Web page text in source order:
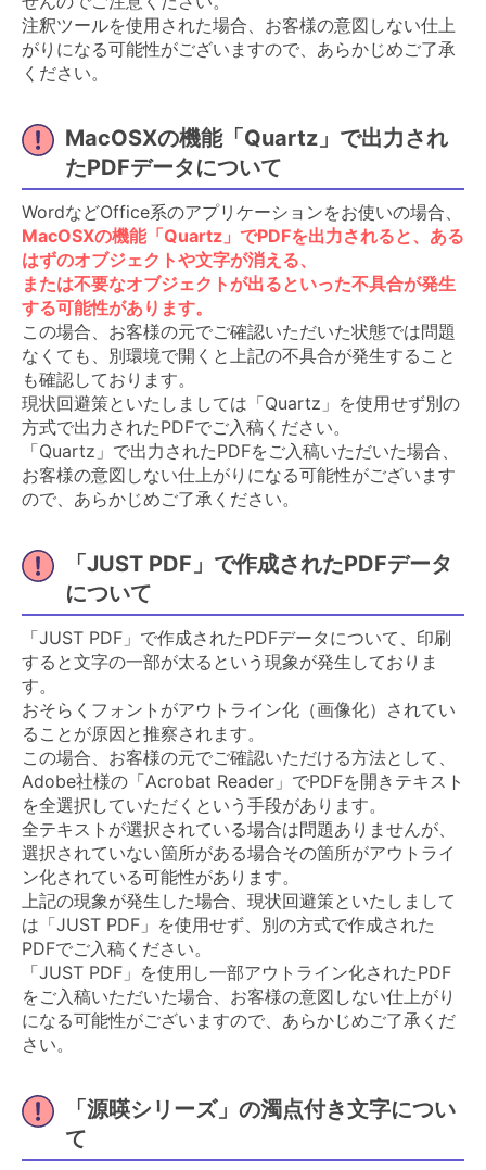
注釈ツールを使用された場合、お客様の意図しない仕上
がりになる可能性がございますので、あらかじめご了承
ください。
MacOSXの機能「Quartz」で出力され
たPDFデータについて
WordなどOffice系のアプリケーションをお使いの場合、
MacOSXの機能「Quartz」でPDFを出力されると、ある
はずのオブジェクトや文字が消える、
または不要なオブジェクトが出るといった不具合が発生
する可能性があります。
この場合、お客様の元でご確認いただいた状態では問題
なくても、別環境で開くと上記の不具合が発生すること
も確認しております。
現状回避策といたしましては「Quartz」を使用せず別の
方式で出力されたPDFでご入稿ください。
「Quartz」で出力されたPDFをご入稿いただいた場合、
お客様の意図しない仕上がりになる可能性がございます
ので、あらかじめご了承ください。
「JUST PDF」で作成されたPDFデータ
について
「JUST PDF」で作成されたPDFデータについて、印刷
すると文字の一部が太るという現象が発生しておりま
す。
おそらくフォントがアウトライン化（画像化）されてい
ることが原因と推察されます。
この場合、お客様の元でご確認いただける方法として、
Adobe社様の「Acrobat Reader」でPDFを開きテキスト
を全選択していただくという手段があります。
全テキストが選択されている場合は問題ありませんが、
選択されていない箇所がある場合その箇所がアウトライ
ン化されている可能性があります。
上記の現象が発生した場合、現状回避策といたしまして
は「JUST PDF」を使用せず、別の方式で作成された
PDFでご入稿ください。
「JUST PDF」を使用し一部アウトライン化されたPDF
をご入稿いただいた場合、お客様の意図しない仕上がり
になる可能性がございますので、あらかじめご了承くだ
さい。
「源暎シリーズ」の濁点付き文字につい
て